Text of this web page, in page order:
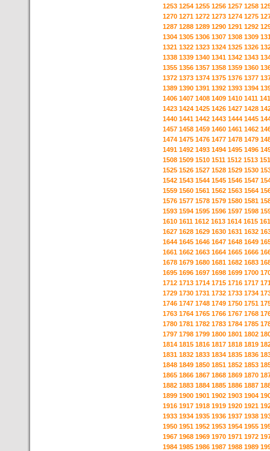
1253 1254 1255 1256 1257 1258
1270 1271 1272 1273 1274 1275
1287 1288 1289 1290 1291 1292
1304 1305 1306 1307 1308 1309
1321 1322 1323 1324 1325 1326
1338 1339 1340 1341 1342 1343
1355 1356 1357 1358 1359 1360
1372 1373 1374 1375 1376 1377
1389 1390 1391 1392 1393 1394
1406 1407 1408 1409 1410 1411
1423 1424 1425 1426 1427 1428
1440 1441 1442 1443 1444 1445
1457 1458 1459 1460 1461 1462
1474 1475 1476 1477 1478 1479
1491 1492 1493 1494 1495 1496
1508 1509 1510 1511 1512 1513
1525 1526 1527 1528 1529 1530
1542 1543 1544 1545 1546 1547
1559 1560 1561 1562 1563 1564
1576 1577 1578 1579 1580 1581
1593 1594 1595 1596 1597 1598
1610 1611 1612 1613 1614 1615
1627 1628 1629 1630 1631 1632
1644 1645 1646 1647 1648 1649
1661 1662 1663 1664 1665 1666
1678 1679 1680 1681 1682 1683
1695 1696 1697 1698 1699 1700
1712 1713 1714 1715 1716 1717
1729 1730 1731 1732 1733 1734
1746 1747 1748 1749 1750 1751
1763 1764 1765 1766 1767 1768
1780 1781 1782 1783 1784 1785
1797 1798 1799 1800 1801 1802
1814 1815 1816 1817 1818 1819
1831 1832 1833 1834 1835 1836
1848 1849 1850 1851 1852 1853
1865 1866 1867 1868 1869 1870
1882 1883 1884 1885 1886 1887
1899 1900 1901 1902 1903 1904
1916 1917 1918 1919 1920 1921
1933 1934 1935 1936 1937 1938
1950 1951 1952 1953 1954 1955
1967 1968 1969 1970 1971 1972
1984 1985 1986 1987 1988 1989